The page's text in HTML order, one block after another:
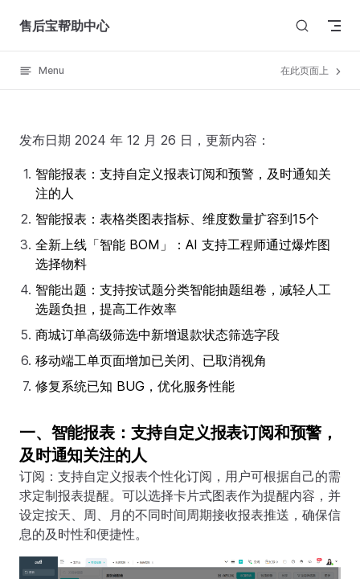
Skip to content
售后宝帮助中心
Menu 在此页面上
发布日期 2024 年 12 月 26 日，更新内容：
智能报表：支持自定义报表订阅和预警，及时通知关
注的人
智能报表：表格类图表指标、维度数量扩容到15个
全新上线「智能 BOM」：AI 支持工程师通过爆炸图
选择物料
智能出题：支持按试题分类智能抽题组卷，减轻人工
选题负担，提高工作效率
商城订单高级筛选中新增退款状态筛选字段
移动端工单页面增加已关闭、已取消视角
修复系统已知 BUG，优化服务性能
一、智能报表：支持自定义报表订阅和预警，
及时通知关注的人
订阅：支持自定义报表个性化订阅，用户可根据自己的需
求定制报表提醒。可以选择卡片式图表作为提醒内容，并
设定按天、周、月的不同时间周期接收报表推送，确保信
息的及时性和便捷性。